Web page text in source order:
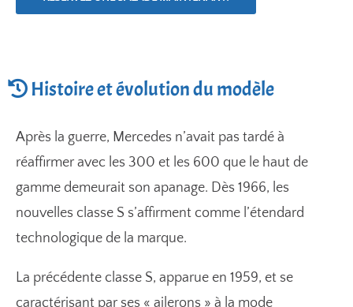
Histoire et évolution du modèle
Après la guerre, Mercedes n’avait pas tardé à
réaffirmer avec les 300 et les 600 que le haut de
gamme demeurait son apanage. Dès 1966, les
nouvelles classe S s’affirment comme l’étendard
technologique de la marque.
La précédente classe S, apparue en 1959, et se
caractérisant par ses « ailerons » à la mode